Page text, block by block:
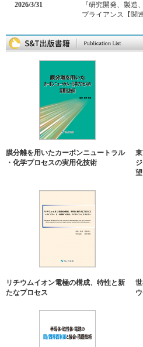
2026/3/31
『研究開発、製造
プライアンス【関
2025/11/26
『xEVパワートレ
発刊
2025/11/25 『リチウム電極の
『エッチングの高
2025/1/21
『膜分離を用いた
2024/11/13
『東南アジアの食
ー包装材料 実態と
『リチウムイオン
将来展望 2024-2026
2024/6/19
『半導体・磁性体
『リチウムイオン
2023』発刊
2023/11/15 『EV用モータの資
『プラ容器vs紙包
膜分離を用いたカーボンニュートラル
・化学プロセスの実用化技術
リチウムイオン電極の構成、特性と新
たなプロセス